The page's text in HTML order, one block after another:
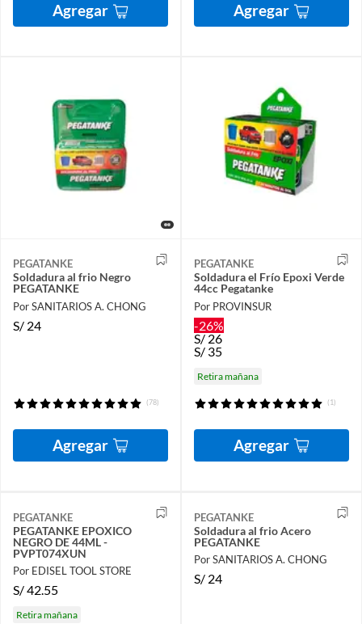
Agregar Agregar
PEGATANKE
Soldadura al frio Negro
PEGATANKE
Por SANITARIOS A. CHONG
S/ 24
(78)
Agregar
PEGATANKE
Soldadura el Frío Epoxi Verde
44cc Pegatanke
Por PROVINSUR
-26%
S/26
S/ 35
Retira mañana
(1)
Agregar
PEGATANKE
PEGATANKE EPOXICO
NEGRO DE 44ML -
PVPT074XUN
Por EDISEL TOOL STORE
S/42.55
Retira mañana
PEGATANKE
Soldadura al frio Acero
PEGATANKE
Por SANITARIOS A. CHONG
S/ 24